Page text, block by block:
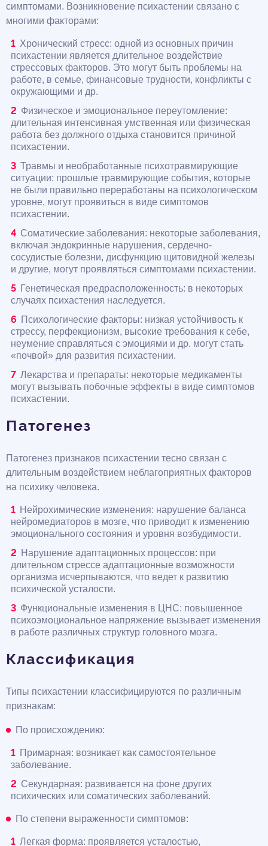
симптомами. Возникновение психастении связано с
многими факторами:
Хронический стресс: одной из основных причин
психастении является длительное воздействие
стрессовых факторов. Это могут быть проблемы на
работе, в семье, финансовые трудности, конфликты с
окружающими и др.
Физическое и эмоциональное переутомление:
длительная интенсивная умственная или физическая
работа без должного отдыха становится причиной
психастении.
Травмы и необработанные психотравмирующие
ситуации: прошлые травмирующие события, которые
не были правильно переработаны на психологическом
уровне, могут проявиться в виде симптомов
психастении.
Соматические заболевания: некоторые заболевания,
включая эндокринные нарушения, сердечно-
сосудистые болезни, дисфункцию щитовидной железы
и другие, могут проявляться симптомами психастении.
Генетическая предрасположенность: в некоторых
случаях психастения наследуется.
Психологические факторы: низкая устойчивость к
стрессу, перфекционизм, высокие требования к себе,
неумение справляться с эмоциями и др. могут стать
«почвой» для развития психастении.
Лекарства и препараты: некоторые медикаменты
могут вызывать побочные эффекты в виде симптомов
психастении.
Патогенез
Патогенез признаков психастении тесно связан с
длительным воздействием неблагоприятных факторов
на психику человека.
Нейрохимические изменения: нарушение баланса
нейромедиаторов в мозге, что приводит к изменению
эмоционального состояния и уровня возбудимости.
Нарушение адаптационных процессов: при
длительном стрессе адаптационные возможности
организма исчерпываются, что ведет к развитию
психической усталости.
Функциональные изменения в ЦНС: повышенное
психоэмоциональное напряжение вызывает изменения
в работе различных структур головного мозга.
Классификация
Типы психастении классифицируются по различным
признакам:
По происхождению:
Примарная: возникает как самостоятельное
заболевание.
Секундарная: развивается на фоне других
психических или соматических заболеваний.
По степени выраженности симптомов:
Легкая форма: проявляется усталостью,